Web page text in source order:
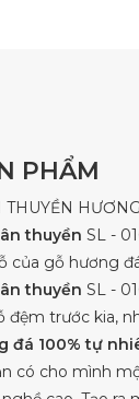
PHẨM
THUYỀN
thuyền SL -
của gỗ hương
thuyền SL -
đệm trước kia,
đá 100% tự
có cho mình